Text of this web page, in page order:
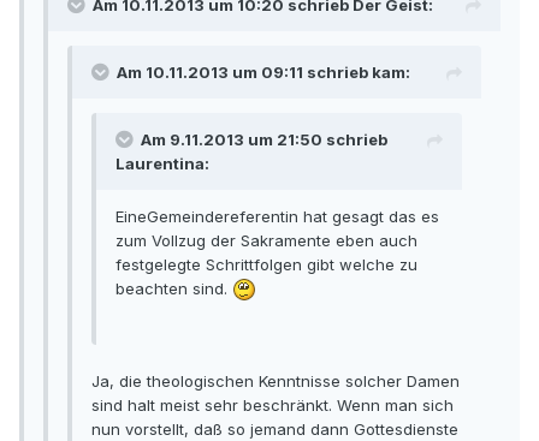
Am 10.11.2013 um 10:20 schrieb Der Geist:
Am 10.11.2013 um 09:11 schrieb kam:
Am 9.11.2013 um 21:50 schrieb
Laurentina:
EineGemeindereferentin hat gesagt das es
zum Vollzug der Sakramente eben auch
festgelegte Schrittfolgen gibt welche zu
beachten sind.
Ja, die theologischen Kenntnisse solcher Damen
sind halt meist sehr beschränkt. Wenn man sich
nun vorstellt, daß so jemand dann Gottesdienste